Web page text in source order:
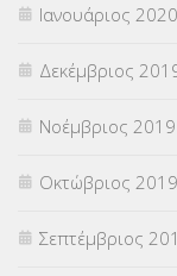
Ιανουάριος 2020
Δεκέμβριος
Νοέμβριος 2019
Οκτώβριος 2019
Σεπτέμβριος